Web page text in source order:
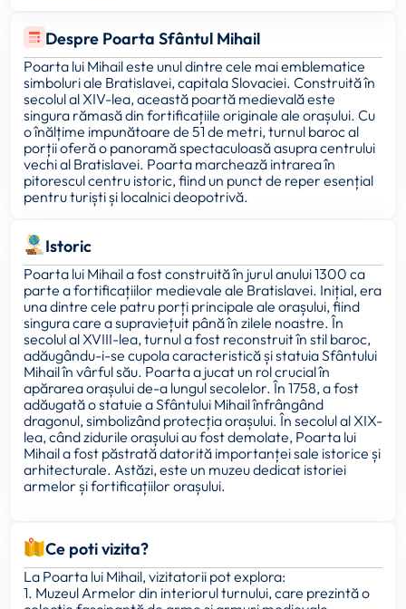
Despre Poarta Sfântul Mihail
Poarta lui Mihail este unul dintre cele mai emblematice
simboluri ale Bratislavei, capitala Slovaciei. Construită în
secolul al XIV-lea, această poartă medievală este
singura rămasă din fortificațiile originale ale orașului. Cu
o înălțime impunătoare de 51 de metri, turnul baroc al
porții oferă o panoramă spectaculoasă asupra centrului
vechi al Bratislavei. Poarta marchează intrarea în
pitorescul centru istoric, fiind un punct de reper esențial
pentru turiști și localnici deopotrivă.
Istoric
Poarta lui Mihail a fost construită în jurul anului 1300 ca
parte a fortificațiilor medievale ale Bratislavei. Inițial, era
una dintre cele patru porți principale ale orașului, fiind
singura care a supraviețuit până în zilele noastre. În
secolul al XVIII-lea, turnul a fost reconstruit în stil baroc,
adăugându-i-se cupola caracteristică și statuia Sfântului
Mihail în vârful său. Poarta a jucat un rol crucial în
apărarea orașului de-a lungul secolelor. În 1758, a fost
adăugată o statuie a Sfântului Mihail înfrângând
dragonul, simbolizând protecția orașului. În secolul al XIX-
lea, când zidurile orașului au fost demolate, Poarta lui
Mihail a fost păstrată datorită importanței sale istorice și
arhitecturale. Astăzi, este un muzeu dedicat istoriei
armelor și fortificațiilor orașului.
Ce poti vizita?
La Poarta lui Mihail, vizitatorii pot explora:
1. Muzeul Armelor din interiorul turnului, care prezintă o